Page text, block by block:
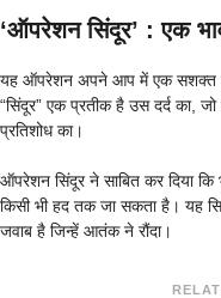
‘ऑपरेशन सिंदूर’ : एक
यह ऑपरेशन अपने आप में एक सशक्त
“सिंदूर” एक प्रतीक है उस दर्द का,
प्रतिशोध का।
ऑपरेशन सिंदूर ने साबित कर दिया कि
किसी भी हद तक जा सकता है। यह
जवाब है जिन्हें आतंक ने रौंदा।